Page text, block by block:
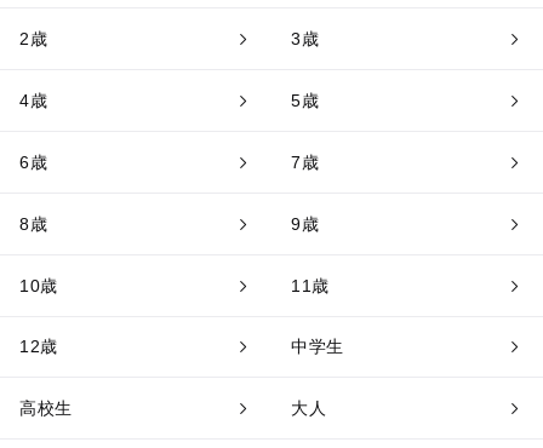
2歳 3歳
4歳 5歳
6歳 7歳
8歳 9歳
10歳 11歳
12歳 中学生
高校生 大人